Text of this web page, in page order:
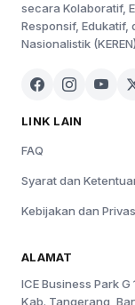
secara Kolaboratif,
Responsif, Edukatif,
Nasionalistik
LINK LAIN
FAQ
Syarat dan
Kebijakan dan
ALAMAT
ICE Business Park G
Kab. Tangerang,